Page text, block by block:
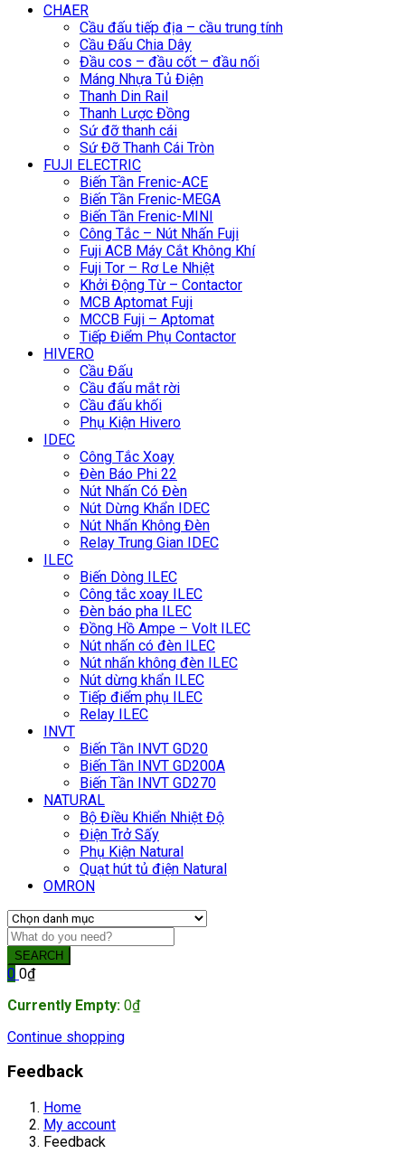
CHAER
Cầu đấu tiếp địa – cầu trung tính
Cầu Đấu Chia Dây
Đầu cos – đầu cốt – đầu nối
Máng Nhựa Tủ Điện
Thanh Din Rail
Thanh Lược Đồng
Sứ đỡ thanh cái
Sứ Đỡ Thanh Cái Tròn
FUJI ELECTRIC
Biến Tần Frenic-ACE
Biến Tần Frenic-MEGA
Biến Tần Frenic-MINI
Công Tắc – Nút Nhấn Fuji
Fuji ACB Máy Cắt Không Khí
Fuji Tor – Rơ Le Nhiệt
Khởi Động Từ – Contactor
MCB Aptomat Fuji
MCCB Fuji – Aptomat
Tiếp Điểm Phụ Contactor
HIVERO
Cầu Đấu
Cầu đấu mắt rời
Cầu đấu khối
Phụ Kiện Hivero
IDEC
Công Tắc Xoay
Đèn Báo Phi 22
Nút Nhấn Có Đèn
Nút Dừng Khẩn IDEC
Nút Nhấn Không Đèn
Relay Trung Gian IDEC
ILEC
Biến Dòng ILEC
Công tắc xoay ILEC
Đèn báo pha ILEC
Đồng Hồ Ampe – Volt ILEC
Nút nhấn có đèn ILEC
Nút nhấn không đèn ILEC
Nút dừng khẩn ILEC
Tiếp điểm phụ ILEC
Relay ILEC
INVT
Biến Tần INVT GD20
Biến Tần INVT GD200A
Biến Tần INVT GD270
NATURAL
Bộ Điều Khiển Nhiệt Độ
Điện Trở Sấy
Phụ Kiện Natural
Quạt hút tủ điện Natural
OMRON
SEARCH
0 0₫
Currently Empty: 0₫
Continue shopping
Feedback
Home
My account
Feedback